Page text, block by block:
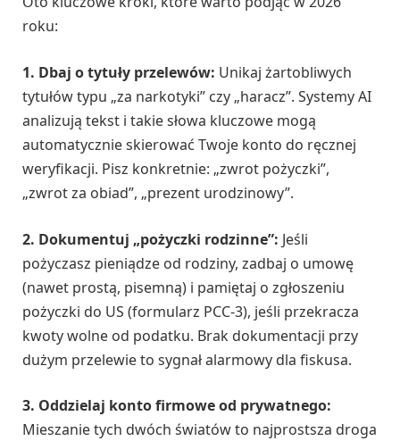
roku:
1. Dbaj o tytuły przelewów: Unikaj żartobliwych
tytułów typu „za narkotyki” czy „haracz”. Systemy AI
analizują tekst i takie słowa kluczowe mogą
automatycznie skierować Twoje konto do ręcznej
weryfikacji. Pisz konkretnie: „zwrot pożyczki”,
„zwrot za obiad”, „prezent urodzinowy”.
2. Dokumentuj „pożyczki rodzinne”: Jeśli
pożyczasz pieniądze od rodziny, zadbaj o umowę
(nawet prostą, pisemną) i pamiętaj o zgłoszeniu
pożyczki do US (formularz PCC-3), jeśli przekracza
kwoty wolne od podatku. Brak dokumentacji przy
dużym przelewie to sygnał alarmowy dla fiskusa.
3. Oddzielaj konto firmowe od prywatnego:
Mieszanie tych dwóch światów to najprostsza droga